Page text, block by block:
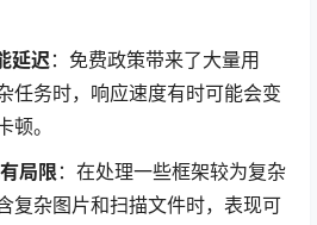
延迟 ：免费政策带来了大量用
任务时，响应速度有时可能会变
顿。
局限 ：在处理一些框架较为复杂
复杂图片和扫描文件时，表现可